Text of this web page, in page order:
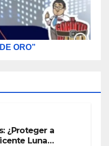
ORO”
¿Proteger a
Luna